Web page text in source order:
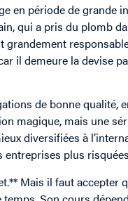
en période de grande
qui a pris du plomb
grandement
il demeure la devise
de bonne qualité,
magique, mais une
diversifiées à
entreprises plus
Mais il faut accepter